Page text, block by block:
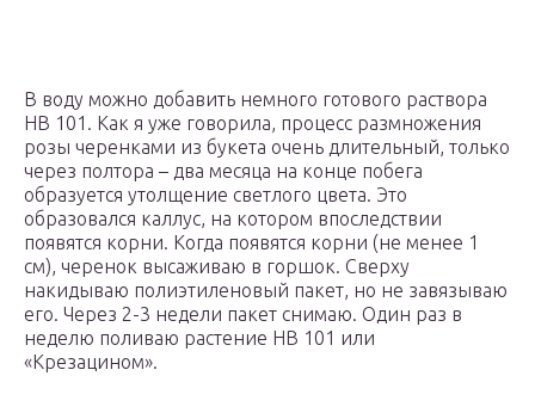
В воду можно добавить немного готового раствора
НВ 101. Как я уже говорила, процесс размножения
розы черенками из букета очень длительный, только
через полтора – два месяца на конце побега
образуется утолщение светлого цвета. Это
образовался каллус, на котором впоследствии
появятся корни. Когда появятся корни (не менее 1
см), черенок высаживаю в горшок. Сверху
накидываю полиэтиленовый пакет, но не завязываю
его. Через 2-3 недели пакет снимаю. Один раз в
неделю поливаю растение НВ 101 или
«Крезацином».